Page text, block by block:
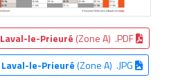
Laval-le-Prieuré (Zone A) .PDF
Laval-le-Prieuré(Zone A) .JPG